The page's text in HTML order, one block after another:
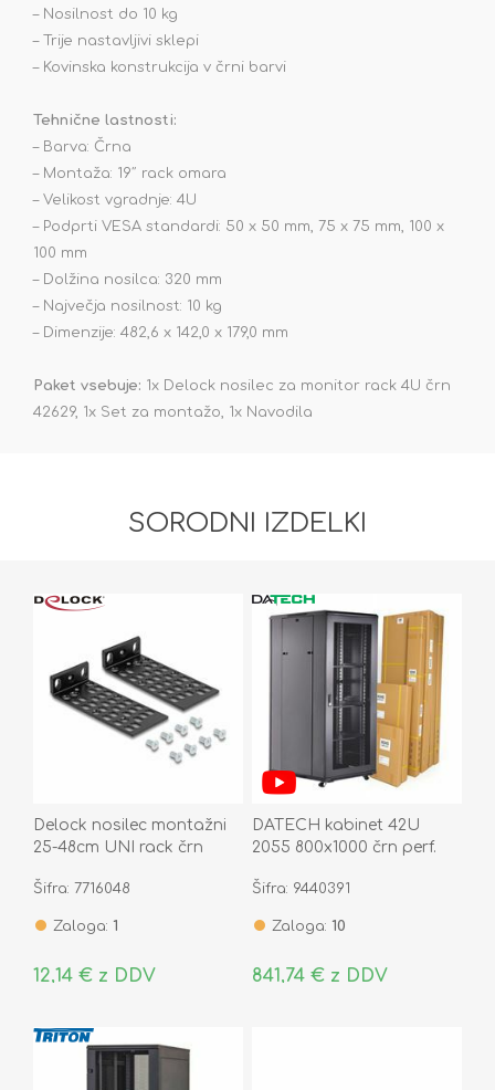
– Nosilnost do 10 kg
– Trije nastavljivi sklepi
– Kovinska konstrukcija v črni barvi
Tehnične lastnosti:
– Barva: Črna
– Montaža: 19″ rack omara
– Velikost vgradnje: 4U
– Podprti VESA standardi: 50 x 50 mm, 75 x 75 mm, 100 x
100 mm
– Dolžina nosilca: 320 mm
– Največja nosilnost: 10 kg
– Dimenzije: 482,6 x 142,0 x 179,0 mm
Paket vsebuje: 1x Delock nosilec za monitor rack 4U črn
42629, 1x Set za montažo, 1x Navodila
SORODNI IZDELKI
Delock nosilec montažni
25-48cm UNI rack črn
Šifra: 7716048
Zaloga: 1
12,14 € z DDV
DATECH kabinet 42U
2055 800x1000 črn perf.
DT3.8042.9001
Šifra: 9440391
Zaloga: 10
841,74 € z DDV